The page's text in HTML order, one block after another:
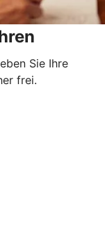
Sie Ihre
frei.